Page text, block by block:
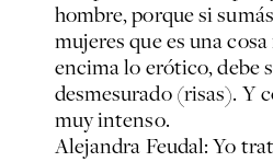
hombre, porque si
mujeres que es una
encima lo erótico, debe
desmesurado (risas). Y
muy intenso.
Alejandra Feudal: Yo